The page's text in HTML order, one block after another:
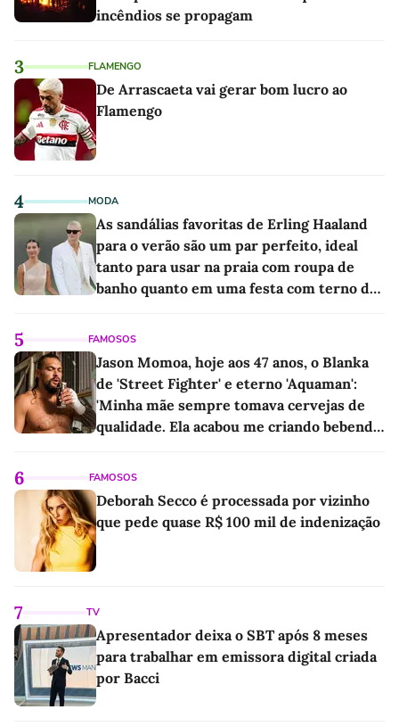
incêndios se propagam
3 FLAMENGO
De Arrascaeta vai gerar bom lucro ao
Flamengo
4 MODA
As sandálias favoritas de Erling Haaland
para o verão são um par perfeito, ideal
tanto para usar na praia com roupa de
banho quanto em uma festa com terno de
5 FAMOSOS
Jason Momoa, hoje aos 47 anos, o Blanka
de 'Street Fighter' e eterno 'Aquaman':
'Minha mãe sempre tomava cervejas de
qualidade. Ela acabou me criando bebendo
6 FAMOSOS
Deborah Secco é processada por vizinho
que pede quase R$ 100 mil de indenização
7 TV
Apresentador deixa o SBT após 8 meses
para trabalhar em emissora digital criada
por Bacci